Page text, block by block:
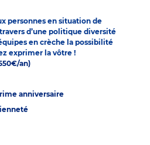
personnes en situation de
d’une politique diversité
en crèche la possibilité
exprimer la vôtre !
an)
anniversaire